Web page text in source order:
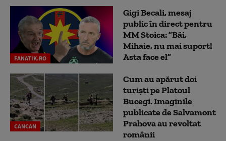
FANATIK.RO
Gigi Becali, mesaj
public în direct pentru
MM Stoica: ”Băi,
Mihaie, nu mai suport!
Asta face el”
CANCAN
Cum au apărut doi
turiști pe Platoul
Bucegi. Imaginile
publicate de Salvamont
Prahova au revoltat
românii